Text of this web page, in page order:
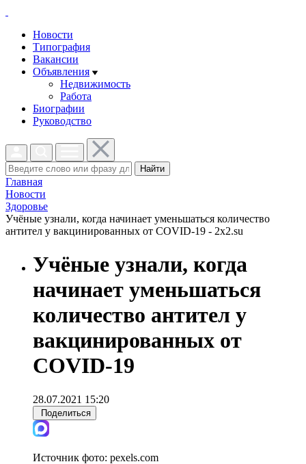
Новости
Типография
Вакансии
Объявления
Недвижимость
Работа
Биографии
Руководство
Найти
Главная
Новости
Здоровье
Учёные узнали, когда начинает уменьшаться количество
антител у вакцинированных от COVID-19 - 2x2.su
Учёные узнали, когда
начинает уменьшаться
количество антител у
вакцинированных от
COVID-19
28.07.2021 15:20
Поделиться
Источник фото: pexels.com